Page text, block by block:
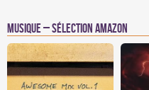
Musique – Sélection Amazon